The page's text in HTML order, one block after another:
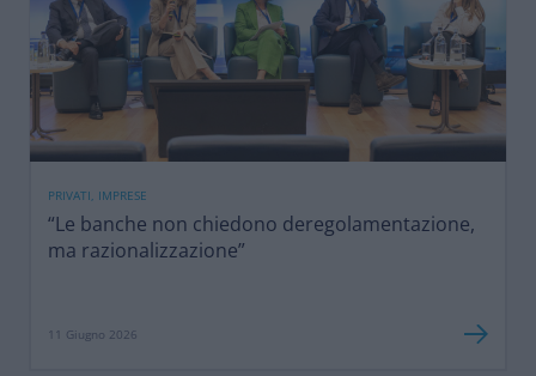
PRIVATI, IMPRESE
“Le banche non chiedono deregolamentazione,
ma razionalizzazione”
11 Giugno 2026